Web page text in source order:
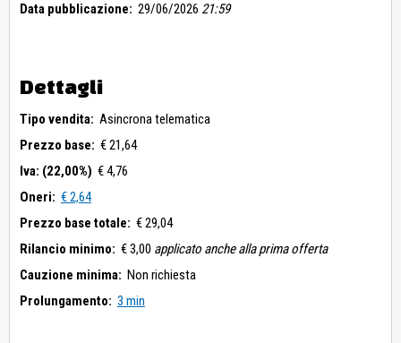
Data pubblicazione: 29/06/2026 21:59
Dettagli
Tipo vendita: Asincrona telematica
Prezzo base: € 21,64
Iva: (22,00%) € 4,76
Oneri: € 2,64
Prezzo base totale: € 29,04
Rilancio minimo: € 3,00 applicato anche alla prima offerta
Cauzione minima: Non richiesta
Prolungamento: 3 min